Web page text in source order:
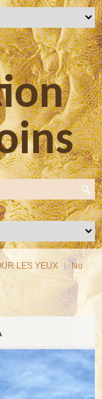
LES YEUX
No